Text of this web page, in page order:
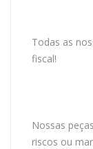
Todas as
fiscal!
Nossas
riscos ou